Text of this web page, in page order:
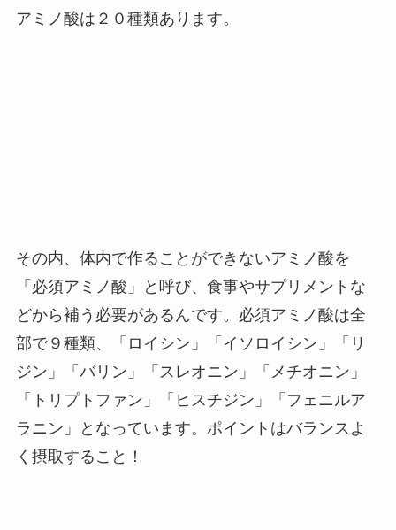
アミノ酸は２０種類あります。
その内、体内で作ることができないアミノ酸を
「必須アミノ酸」と呼び、食事やサプリメントな
どから補う必要があるんです。必須アミノ酸は全
部で９種類、「ロイシン」「イソロイシン」「リ
ジン」「バリン」「スレオニン」「メチオニン」
「トリプトファン」「ヒスチジン」「フェニルア
ラニン」となっています。ポイントはバランスよ
く摂取すること！